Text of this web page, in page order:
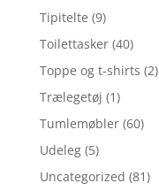
Tipitelte (9)
Toilettasker (40)
Toppe og t-shirts (2)
Trælegetøj (1)
Tumlemøbler (60)
Udeleg (5)
Uncategorized (81)